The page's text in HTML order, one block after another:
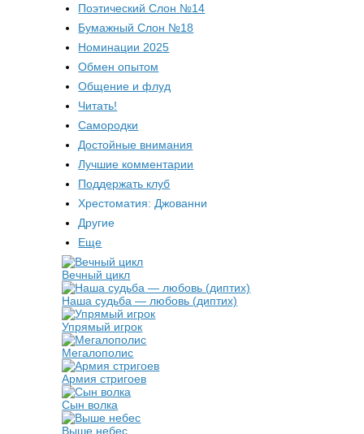
Поэтический Слон №14
Бумажный Слон №18
Номинации 2025
Обмен опытом
Общение и флуд
Читать!
Самородки
Достойные внимания
Лучшие комментарии
Поддержать клуб
Хрестоматия: Джованни
Другие
Еще
Вечный цикл
Наша судьба — любовь (диптих)
Упрямый игрок
Мегалополис
Армия стригоев
Сын волка
Выше небес